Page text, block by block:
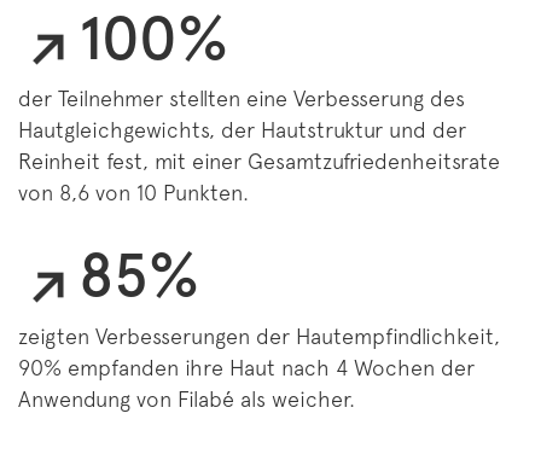
100%
der Teilnehmer stellten eine Verbesserung des
Hautgleichgewichts, der Hautstruktur und der
Reinheit fest, mit einer Gesamtzufriedenheitsrate
von 8,6 von 10 Punkten.
85%
zeigten Verbesserungen der Hautempfindlichkeit,
90% empfanden ihre Haut nach 4 Wochen der
Anwendung von Filabé als weicher.